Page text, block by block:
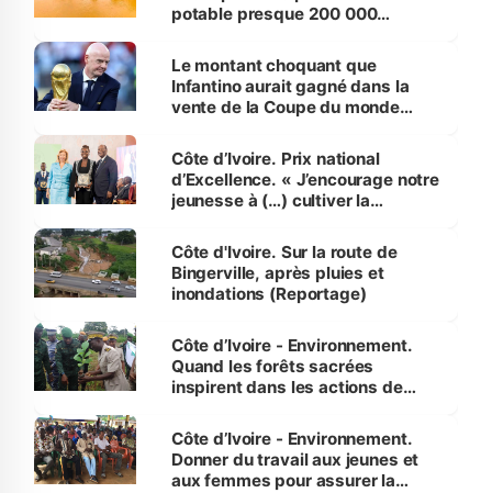
potable presque 200 000
Le montant choquant que
Infantino aurait gagné dans la
vente de la Coupe du monde
Côte d’Ivoire. Prix national
d’Excellence. « J’encourage notre
jeunesse à (…) cultiver la
(Alassane Ouattara
Côte d'Ivoire. Sur la route de
Bingerville, après pluies et
inondations (Reportage)
Côte d’Ivoire - Environnement.
Quand les forêts sacrées
inspirent dans les actions de
Côte d’Ivoire - Environnement.
Donner du travail aux jeunes et
aux femmes pour assurer la